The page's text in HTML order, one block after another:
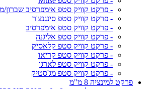
- פרקט קוויק סטפ אימפרסיב שברון/
- פרקט קוויק סטפ סינגנצ'ר
- פרקט קוויק סטפ אימפרסיב
- פרקט קוויק סטפ אליגנה
- פרקט קוויק סטפ קלאסיק
- פרקט קוויק סטפ קריאו
- פרקט קוויק סטפ לארגו
- פרקט קוויק סטפ מג'סטיק
פרקט למינציה 8 מ"מ